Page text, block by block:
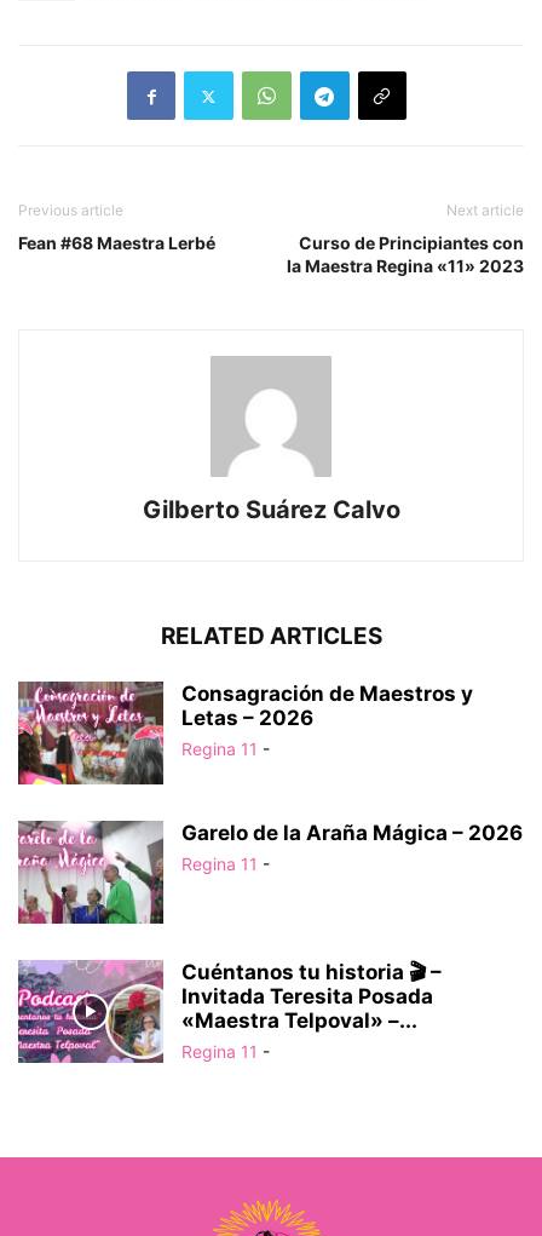
Previous article
Fean #68 Maestra Lerbé
Next article
Curso de Principiantes con
la Maestra Regina «11» 2023
Gilberto Suárez Calvo
RELATED ARTICLES
Consagración de Maestros y
Letas – 2026
Regina 11 -
Garelo de la Araña Mágica – 2026
Regina 11 -
Cuéntanos tu historia 🎬 –
Invitada Teresita Posada
«Maestra Telpoval» –...
Regina 11 -